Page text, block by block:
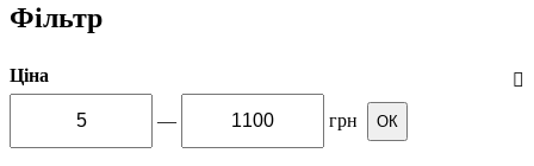
Фільтр
Ціна
— грн ОК